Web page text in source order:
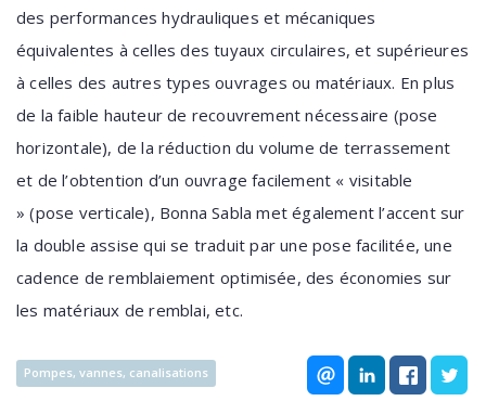
des performances hydrauliques et mécaniques
équivalentes à celles des tuyaux circulaires, et supérieures
à celles des autres types ouvrages ou matériaux. En plus
de la faible hauteur de recouvrement nécessaire (pose
horizontale), de la réduction du volume de terrassement
et de l’obtention d’un ouvrage facilement « visitable
» (pose verticale), Bonna Sabla met également l’accent sur
la double assise qui se traduit par une pose facilitée, une
cadence de remblaiement optimisée, des économies sur
les matériaux de remblai, etc.
Pompes, vannes, canalisations